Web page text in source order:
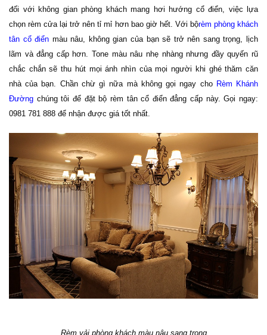
đối với không gian phòng khách mang hơi hướng cổ điển, việc lựa
chọn rèm cửa lại trở nên tỉ mỉ hơn bao giờ hết. Với bộrèm phòng khách
tân cổ điển màu nâu, không gian của bạn sẽ trở nên sang trọng, lịch
lãm và đẳng cấp hơn. Tone màu nâu nhẹ nhàng nhưng đầy quyến rũ
chắc chắn sẽ thu hút mọi ánh nhìn của mọi người khi ghé thăm căn
nhà của bạn. Chần chừ gì nữa mà không gọi ngay cho Rèm Khánh
Đường chúng tôi để đặt bộ rèm tân cổ điển đẳng cấp này. Gọi ngay:
0981 781 888 để nhận được giá tốt nhất.
Rèm vải phòng khách màu nâu sang trọng